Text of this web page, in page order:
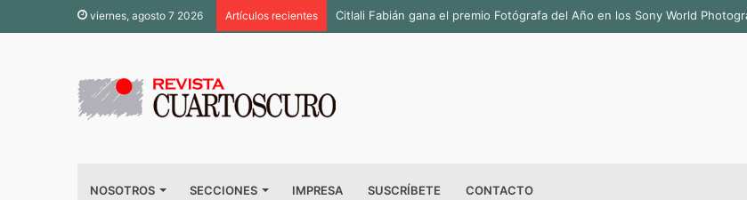
viernes, agosto 7 2026 Artículos recientes Inauguran sala permanente «Pedro Valtierra» en la Fototeca de Zacatecas
NOSOTROS SECCIONES IMPRESA SUSCRÍBETE CONTACTO